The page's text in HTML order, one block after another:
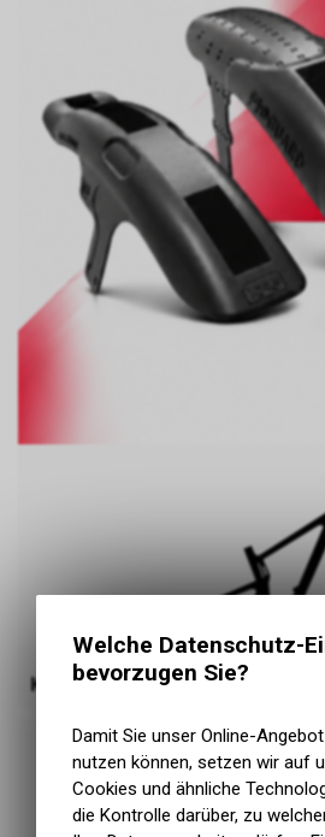
Komplettfolierung-Kits
Welche Datenschutz-
bevorzugen Sie?
Damit Sie unser Online-
nutzen können, setzen wir auf
Cookies und ähnliche
die Kontrolle darüber, zu